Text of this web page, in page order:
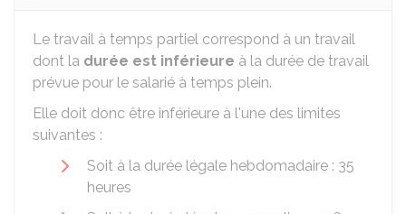
Le travail à temps partiel correspond à un travail
dont la durée est inférieure à la durée de travail
prévue pour le salarié à temps plein.
Elle doit donc être inférieure à l'une des limites
suivantes :
Soit à la durée légale hebdomadaire : 35
heures